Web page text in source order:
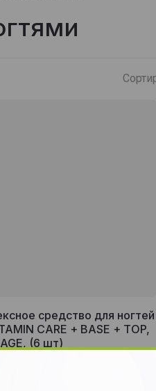
средство для ногтей
CARE + BASE + TOP,
(6 шт)